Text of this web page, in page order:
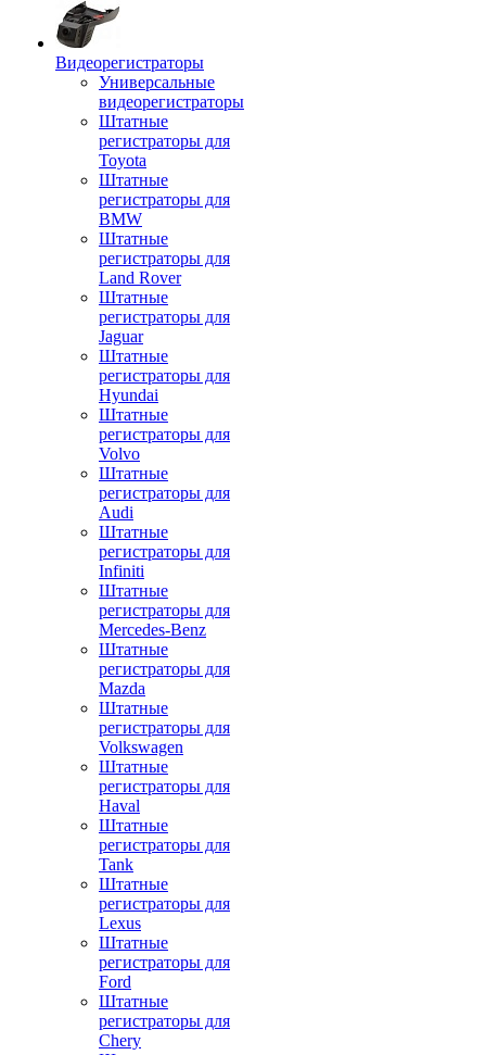
Видеорегистраторы
Универсальные
видеорегистраторы
Штатные
регистраторы для
Toyota
Штатные
регистраторы для
BMW
Штатные
регистраторы для
Land Rover
Штатные
регистраторы для
Jaguar
Штатные
регистраторы для
Hyundai
Штатные
регистраторы для
Volvo
Штатные
регистраторы для
Audi
Штатные
регистраторы для
Infiniti
Штатные
регистраторы для
Mercedes-Benz
Штатные
регистраторы для
Mazda
Штатные
регистраторы для
Volkswagen
Штатные
регистраторы для
Haval
Штатные
регистраторы для
Tank
Штатные
регистраторы для
Lexus
Штатные
регистраторы для
Ford
Штатные
регистраторы для
Chery